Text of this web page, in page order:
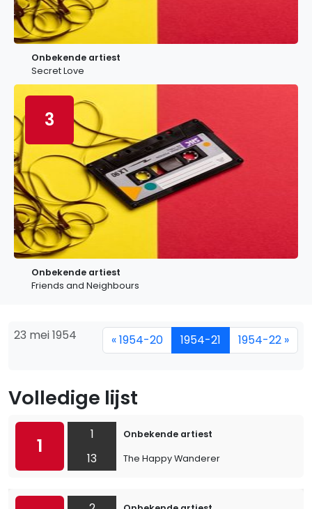
Onbekende artiest
Secret Love
3
Onbekende artiest
Friends and Neighbours
23 mei 1954 « 1954-20 1954-21 1954-22 »
Volledige lijst
1
1
13
Onbekende artiest
The Happy Wanderer